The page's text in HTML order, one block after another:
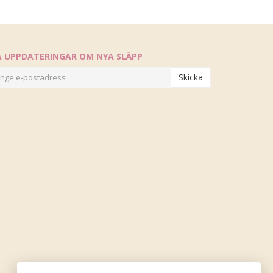
UPPDATERINGAR OM NYA SLÄPP
Skicka